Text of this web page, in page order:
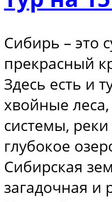
Сибирь – это
прекрасный
Здесь есть и
хвойные
системы,
глубокое
Сибирская
загадочная и